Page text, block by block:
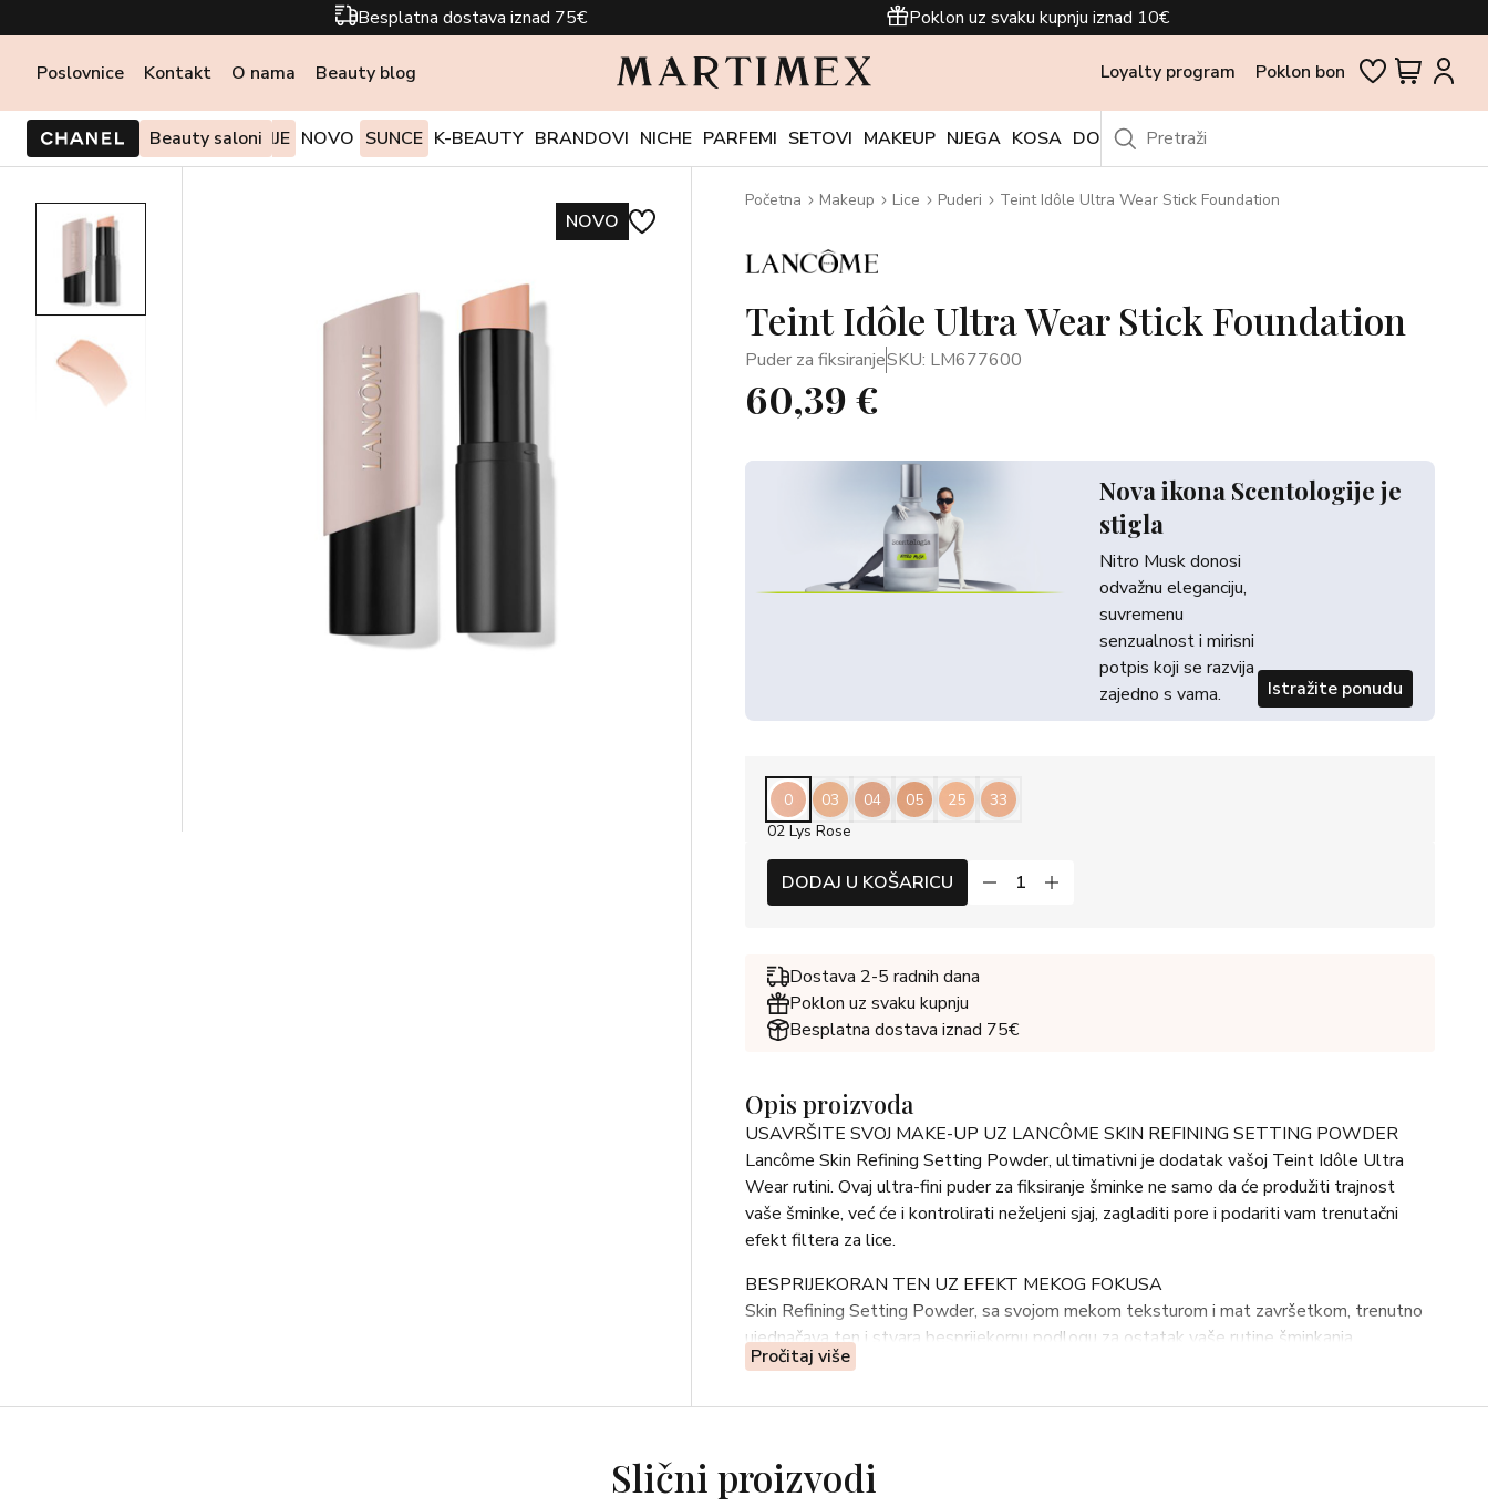
Besplatna dostava iznad 75€ Poklon uz svaku kupnju iznad 10€
Poslovnice Kontakt O nama Beauty blog Loyalty program Poklon bon
Beauty saloni
PONUDE I AKCIJE NOVO SUNCE K-BEAUTY BRANDOVI NICHE PARFEMI SETOVI MAKEUP NJEGA KOSA DODACI OUTLET
NOVO
Početna Makeup Lice Puderi Teint Idôle Ultra Wear Stick Foundation
Teint Idôle Ultra Wear Stick Foundation
Puder za fiksiranjeSKU: LM677600
60,39 €
Nova ikona Scentologije je
stigla
Nitro Musk donosi
odvažnu eleganciju,
suvremenu
senzualnost i mirisni
potpis koji se razvija
zajedno s vama.
Istražite ponudu
0 03 04 05 25
33
02 Lys Rose
DODAJ U KOŠARICU
Dostava 2-5 radnih dana
Poklon uz svaku kupnju
Besplatna dostava iznad 75€
Opis proizvoda
USAVRŠITE SVOJ MAKE-UP UZ LANCÔME SKIN REFINING SETTING POWDER
Lancôme Skin Refining Setting Powder, ultimativni je dodatak vašoj Teint Idôle Ultra
Wear rutini. Ovaj ultra-fini puder za fiksiranje šminke ne samo da će produžiti trajnost
vaše šminke, već će i kontrolirati neželjeni sjaj, zagladiti pore i podariti vam trenutačni
efekt filtera za lice.
BESPRIJEKORAN TEN UZ EFEKT MEKOG FOKUSA
Skin Refining Setting Powder, sa svojom mekom teksturom i mat završetkom, trenutno
ujednačava ten i stvara besprijekornu podlogu za ostatak vaše rutine šminkanja.
Dostupan je u četiri nijanse koje daju efekt zaglađene kože, ovaj puder će vam podariti
Lancôme Skin Refining Setting Powder nije samo običan puder. Njegova lagana formula
stapa se s kožom, fiksirajući šminku i pružajući mat završetak koji traje cijeli dan. Bez
Pročitaj više
Slični proizvodi